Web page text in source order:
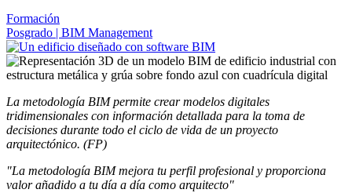
Formación
Posgrado | BIM Management
La metodología BIM permite crear modelos digitales
tridimensionales con información detallada para la toma de
decisiones durante todo el ciclo de vida de un proyecto
arquitectónico. (FP)
"La metodología BIM mejora tu perfil profesional y proporciona
valor añadido a tu día a día como arquitecto"